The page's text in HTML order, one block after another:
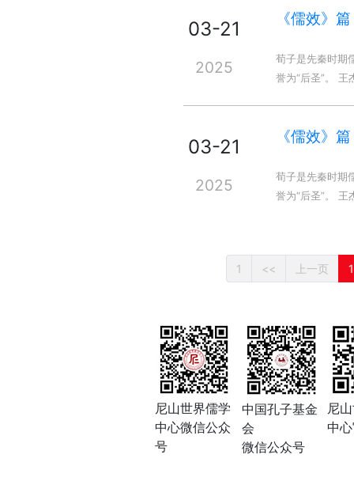
03-21
2025
《儒效》
荀子是先秦时期
誉为“后圣”。
03-21
2025
《儒效》
荀子是先秦时期
誉为“后圣”。
1 << 上一页 1
尼山世界儒学
中心微信公众
号
中国孔子基金
会
微信公众号
尼
中